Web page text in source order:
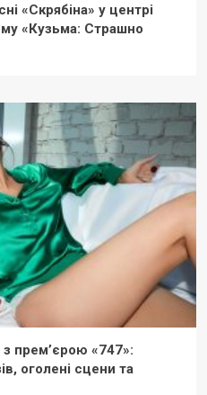
«Скрябіна» у центрі
«Кузьма: Страшно
з прем’єрою «747»:
оголені сцени та